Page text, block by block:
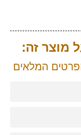
מוצר זה:
המלאים